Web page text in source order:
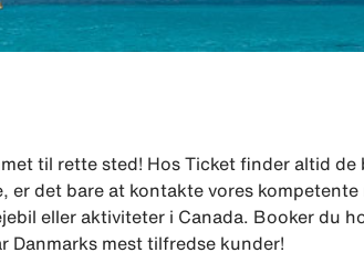
til rette sted! Hos Ticket finder altid de
det bare at kontakte vores
eller aktiviteter i Canada. Booker du
Danmarks mest tilfredse kunder!